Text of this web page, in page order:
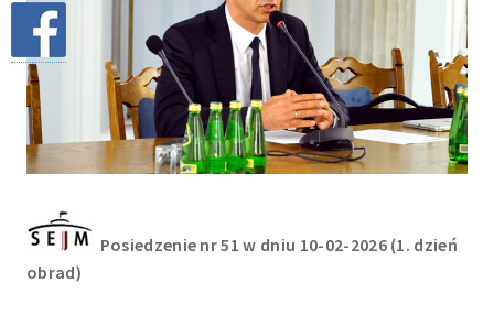
Posiedzenie nr 51 w dniu 10-02-2026 (1. dzień
obrad)